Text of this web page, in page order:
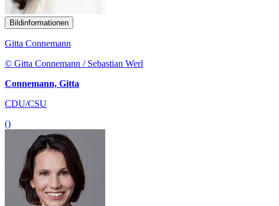
Bildinformationen
Gitta Connemann
© Gitta Connemann / Sebastian Werl
Connemann, Gitta
CDU/CSU
()